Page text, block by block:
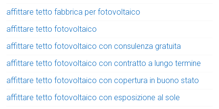
affittare tetto fabbrica per fotovoltaico
affittare tetto fotovoltaico
affittare tetto fotovoltaico con consulenza gratuita
affittare tetto fotovoltaico con contratto a lungo termine
affittare tetto fotovoltaico con copertura in buono stato
affittare tetto fotovoltaico con esposizione al sole